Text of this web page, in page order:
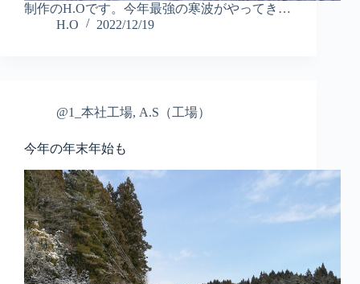
制作のH.Oです。今年最強の寒波がやってき…
H.O
2022/12/19
@1_本社工場, A.S（工場）
今年の年末年始も